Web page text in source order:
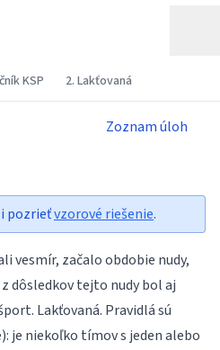
KSP 2. Lakťovaná
Zoznam úloh
pozrieťvzorové riešenie.
vesmír, začalo obdobie nudy,
dôsledkov tejto nudy bol aj
Lakťovaná. Pravidlá sú
je niekoľko tímov s jeden alebo